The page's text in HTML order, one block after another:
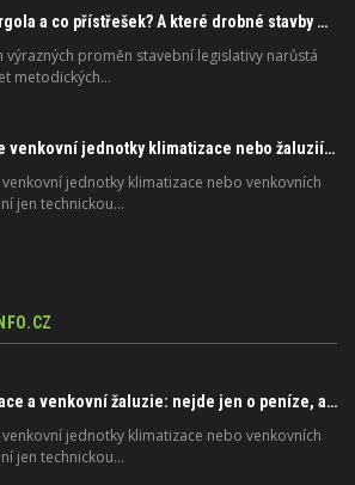
Co je pergola a co přístřešek? A které drobné stavby musíte povolovat? Pomůže metodika
výrazných proměn stavební legislativy narůstá
metodických…
Instalace venkovní jednotky klimatizace nebo žaluzií podléhá jasným právním pravidlům
venkovní jednotky klimatizace nebo venkovních
jen technickou…
Klimatizace a venkovní žaluzie: nejde jen o peníze, ale i o právo
venkovní jednotky klimatizace nebo venkovních
jen technickou…